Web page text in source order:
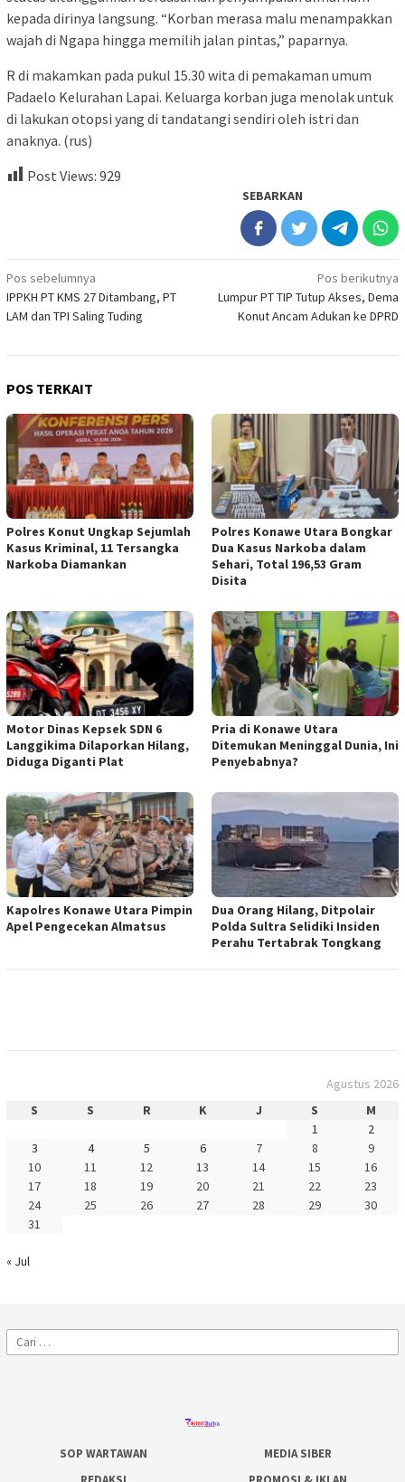
kepada dirinya langsung. “Korban merasa malu menampakkan
wajah di Ngapa hingga memilih jalan pintas,” paparnya.
R di makamkan pada pukul 15.30 wita di pemakaman umum
Padaelo Kelurahan Lapai. Keluarga korban juga menolak untuk
di lakukan otopsi yang di tandatangi sendiri oleh istri dan
anaknya. (rus)
Post Views: 929
SEBARKAN
Navigasi
pos
Pos sebelumnya
IPPKH PT KMS 27 Ditambang, PT
LAM dan TPI Saling Tuding
Pos berikutnya
Lumpur PT TIP Tutup Akses, Dema
Konut Ancam Adukan ke DPRD
POS TERKAIT
Polres Konut Ungkap Sejumlah
Kasus Kriminal, 11 Tersangka
Narkoba Diamankan
Polres Konawe Utara Bongkar
Dua Kasus Narkoba dalam
Sehari, Total 196,53 Gram
Disita
Motor Dinas Kepsek SDN 6
Langgikima Dilaporkan Hilang,
Diduga Diganti Plat
Pria di Konawe Utara
Ditemukan Meninggal Dunia, Ini
Penyebabnya?
Kapolres Konawe Utara Pimpin
Apel Pengecekan Almatsus
Dua Orang Hilang, Ditpolair
Polda Sultra Selidiki Insiden
Perahu Tertabrak Tongkang
Agustus 2026
S
S R K J S
M
1
2
3
4 5 6 7 8
9
10
11 12 13 14 15
16
17
18 19 20 21 22
23
24
25 26 27 28 29
30
31
« Jul
Cari
untuk:
SOP WARTAWAN
MEDIA SIBER